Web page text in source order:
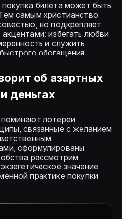
билета может быть
самым христианство
но подкрепляет
избегать любви
и служить
обогащения.
об азартных
деньгах
лотереи
связанные с желанием
сформулированы
рассмотрим
значение
практике покупки